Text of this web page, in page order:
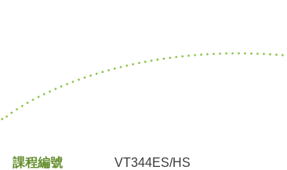
課程編號 VT344ES/HS